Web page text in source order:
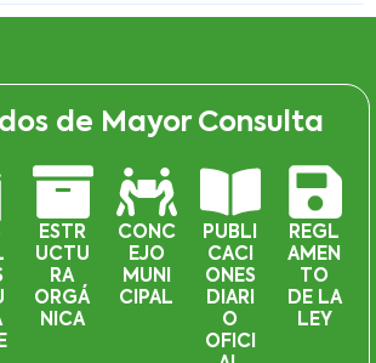
de Mayor Consulta
ESTR
UCTU
RA
ORGÁ
NICA
CONC
EJO
MUNI
CIPAL
PUBLI
CACI
ONES
DIARI
O
OFICI
REGL
AMEN
TO
DE LA
LEY